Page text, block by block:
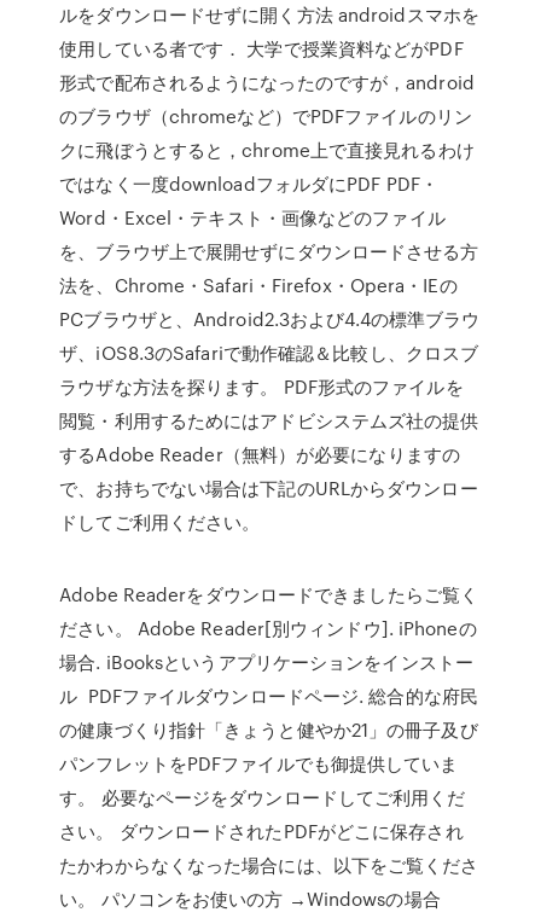
ルをダウンロードせずに開く方法 androidスマホを
使用している者です． 大学で授業資料などがPDF
形式で配布されるようになったのですが，android
のブラウザ（chromeなど）でPDFファイルのリン
クに飛ぼうとすると，chrome上で直接見れるわけ
ではなく一度downloadフォルダにPDF PDF・
Word・Excel・テキスト・画像などのファイル
を、ブラウザ上で展開せずにダウンロードさせる方
法を、Chrome・Safari・Firefox・Opera・IEの
PCブラウザと、Android2.3および4.4の標準ブラウ
ザ、iOS8.3のSafariで動作確認＆比較し、クロスブ
ラウザな方法を探ります。 PDF形式のファイルを
閲覧・利用するためにはアドビシステムズ社の提供
するAdobe Reader（無料）が必要になりますの
で、お持ちでない場合は下記のURLからダウンロー
ドしてご利用ください。
Adobe Readerをダウンロードできましたらご覧く
ださい。 Adobe Reader[別ウィンドウ]. iPhoneの
場合. iBooksというアプリケーションをインストー
ル PDFファイルダウンロードページ. 総合的な府民
の健康づくり指針「きょうと健やか21」の冊子及び
パンフレットをPDFファイルでも御提供していま
す。 必要なページをダウンロードしてご利用くだ
さい。 ダウンロードされたPDFがどこに保存され
たかわからなくなった場合には、以下をご覧くださ
い。 パソコンをお使いの方 →Windowsの場合